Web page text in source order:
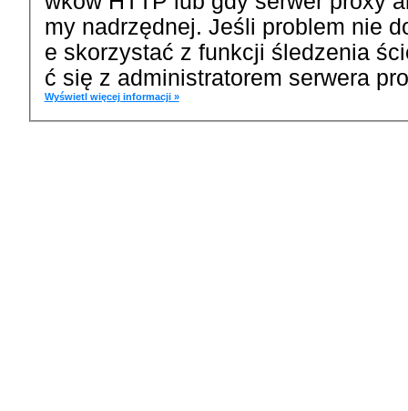
my nadrzędnej. Jeśli problem nie
e skorzystać z funkcji śledzenia
ć się z administratorem serwera
Wyświetl więcej informacji »